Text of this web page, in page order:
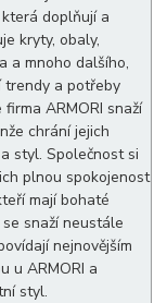
doplňují a
kryty, obaly,
a mnoho dalšího,
trendy a potřeby
ARMORI snaží
chrání jejich
styl. Společnost si
plnou spokojenost
mají bohaté
snaží neustále
nejnovějším
u ARMORI a
styl.